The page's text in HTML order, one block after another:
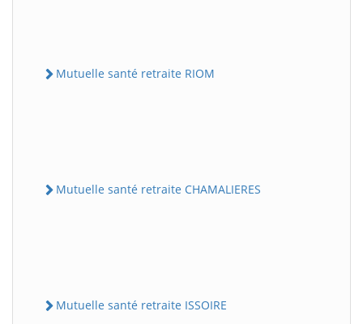
Mutuelle santé retraite RIOM
Mutuelle santé retraite CHAMALIERES
Mutuelle santé retraite ISSOIRE